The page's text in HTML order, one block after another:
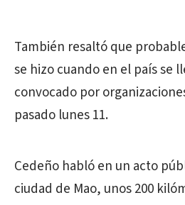
También resaltó que
se hizo cuando en el país se
convocado por
pasado lunes 11.
Cedeño habló en un acto
ciudad de Mao, unos 200